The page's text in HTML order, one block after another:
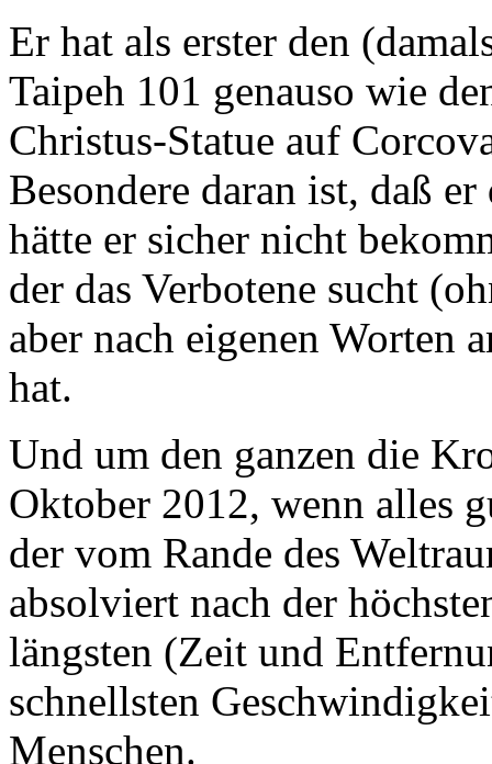
Er hat als erster den
Taipeh 101 genauso wie
Christus-Statue auf
Besondere daran ist, daß
hätte er sicher nicht
der das Verbotene sucht
aber nach eigenen Worten
hat.
Und um den ganzen die
Oktober 2012, wenn alles
der vom Rande des
absolviert nach der
längsten (Zeit und
schnellsten
Menschen.